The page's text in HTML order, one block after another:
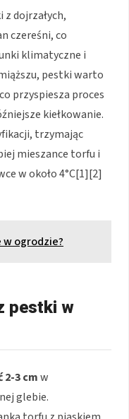
dojrzałych,
czereśni, co
klimatyczne i
pestki warto
przyspiesza proces
kiełkowanie.
trzymając
mieszance torfu i
w około 4°C[1][2]
w ogrodzie?
pestki w
2-3 cmw
glebie.